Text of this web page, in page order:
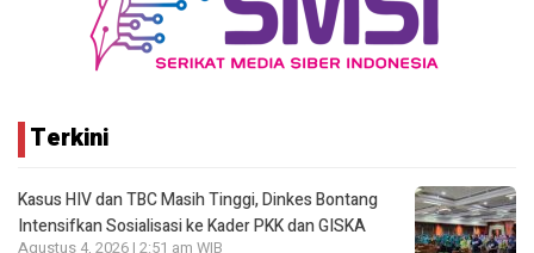
Terkini
Kasus HIV dan TBC Masih Tinggi, Dinkes Bontang
Intensifkan Sosialisasi ke Kader PKK dan GISKA
Agustus 4, 2026 | 2:51 am WIB